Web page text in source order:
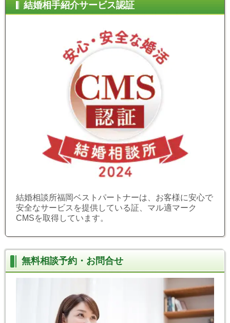
結婚相手紹介サービス認証
結婚相談所福岡ベストパートナーは、お客様に安心で
安全なサービスを提供している証、マル適マーク
CMSを取得しています。
無料相談予約・お問合せ